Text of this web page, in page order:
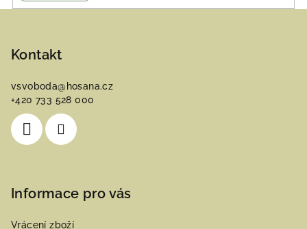
Kontakt
vsvoboda@ hosana.cz
+420 733 528 000
Informace pro vás
Vrácení zboží